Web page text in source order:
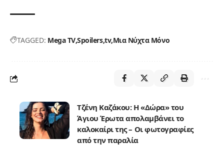
TAGGED: Mega TVSpoilerstv Μια Νύχτα Μόνο
Τζένη Καζάκου: Η «Δώρα» του
Άγιου Έρωτα απολαμβάνει το
καλοκαίρι της – Οι φωτογραφίες
από την παραλία